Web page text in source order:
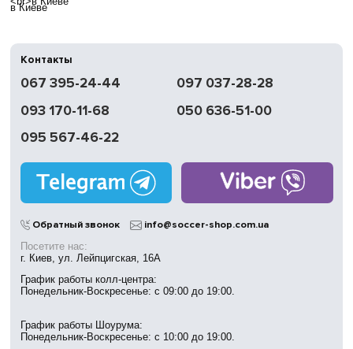
в Киеве
Контакты
067 395-24-44
097 037-28-28
093 170-11-68
050 636-51-00
095 567-46-22
Обратный звонок info@soccer-shop.com.ua
Посетите нас:
г. Киев, ул. Лейпцигская, 16А
График работы колл-центра:
Понедельник-Воскресенье: с 09:00 до 19:00.
График работы Шоурума:
Понедельник-Воскресенье: с 10:00 до 19:00.